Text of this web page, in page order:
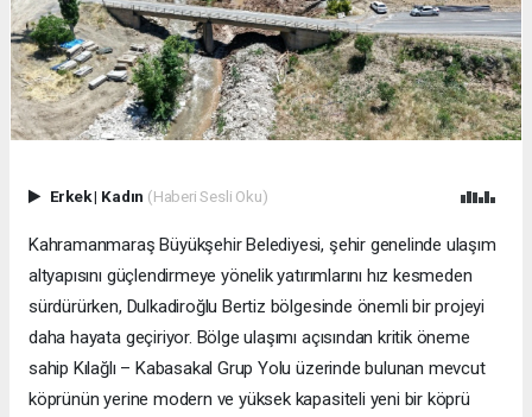
Erkek| Kadın (Haberi Sesli Oku)
Kahramanmaraş Büyükşehir Belediyesi, şehir genelinde ulaşım
altyapısını güçlendirmeye yönelik yatırımlarını hız kesmeden
sürdürürken, Dulkadiroğlu Bertiz bölgesinde önemli bir projeyi
daha hayata geçiriyor. Bölge ulaşımı açısından kritik öneme
sahip Kılağlı – Kabasakal Grup Yolu üzerinde bulunan mevcut
köprünün yerine modern ve yüksek kapasiteli yeni bir köprü